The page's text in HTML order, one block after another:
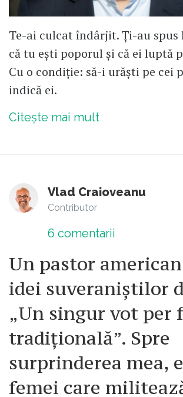
Te-ai culcat îndârjit. Ți-au spus
că tu ești poporul și că ei luptă
Cu o condiție: să-i urăști pe cei
indică ei.
Citește mai mult
Vlad Craioveanu
Contributor
6 comentarii
Un pastor
idei suveraniștilor
„Un singur vot per
tradițională”. Spre
surprinderea mea,
femei care